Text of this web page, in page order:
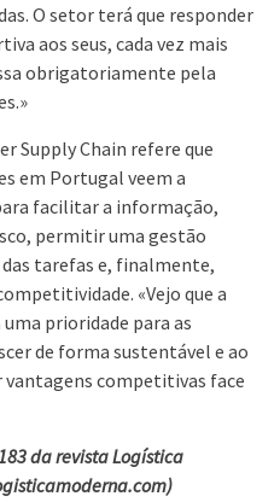
O setor terá que responder
aos seus, cada vez mais
obrigatoriamente pela
Supply Chain refere que
em Portugal veem a
facilitar a informação,
permitir uma gestão
tarefas e, finalmente,
«Vejo que a
prioridade para as
de forma sustentável e ao
competitivas face
da revista Logística